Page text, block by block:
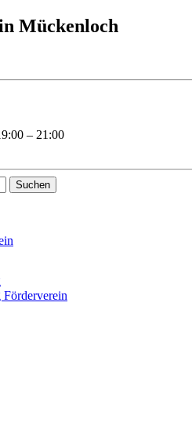
Mückenloch
– 21:00
Förderverein